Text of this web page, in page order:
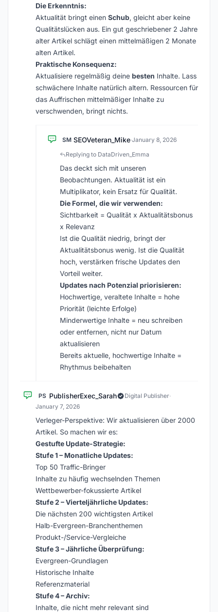
Die Erkenntnis:
Aktualität bringt einen Schub, gleicht aber keine
Qualitätslücken aus. Ein gut geschriebener 2 Jahre
alter Artikel schlägt einen mittelmäßigen 2 Monate
alten Artikel.
Praktische Konsequenz:
Aktualisiere regelmäßig deine besten Inhalte. Lass
schwächere Inhalte natürlich altern. Ressourcen für
das Auffrischen mittelmäßiger Inhalte zu
verschwenden, bringt nichts.
SM SEOVeteran_Mike·January 8, 2026
Replying to DataDriven_Emma
Das deckt sich mit unseren
Beobachtungen. Aktualität ist ein
Multiplikator, kein Ersatz für Qualität.
Die Formel, die wir verwenden:
Sichtbarkeit = Qualität x Aktualitätsbonus
x Relevanz
Ist die Qualität niedrig, bringt der
Aktualitätsbonus wenig. Ist die Qualität
hoch, verstärken frische Updates den
Vorteil weiter.
Updates nach Potenzial priorisieren:
Hochwertige, veraltete Inhalte = hohe
Priorität (leichte Erfolge)
Minderwertige Inhalte = neu schreiben
oder entfernen, nicht nur Datum
aktualisieren
Bereits aktuelle, hochwertige Inhalte =
Rhythmus beibehalten
PS PublisherExec_Sarah Digital Publisher·
January 7, 2026
Verleger-Perspektive: Wir aktualisieren über 2000
Artikel. So machen wir es:
Gestufte Update-Strategie:
Stufe 1 – Monatliche Updates:
Top 50 Traffic-Bringer
Inhalte zu häufig wechselnden Themen
Wettbewerber-fokussierte Artikel
Stufe 2 – Vierteljährliche Updates:
Die nächsten 200 wichtigsten Artikel
Halb-Evergreen-Branchenthemen
Produkt-/Service-Vergleiche
Stufe 3 – Jährliche Überprüfung:
Evergreen-Grundlagen
Historische Inhalte
Referenzmaterial
Stufe 4 – Archiv:
Inhalte, die nicht mehr relevant sind